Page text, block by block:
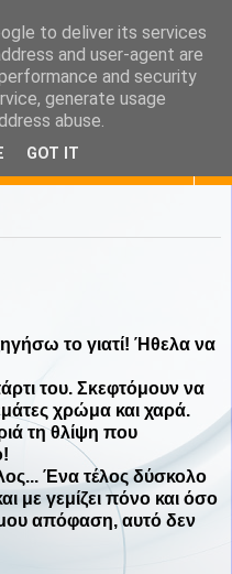
you...tea
το γιατί! Ήθελα να
του. Σκεφτόμουν να
χρώμα και χαρά.
τη θλίψη που
Ένα τέλος δύσκολο
με γεμίζει πόνο και όσο
μου απόφαση, αυτό δεν
to deliver its services
and user-agent are
and security
generate usage
abuse.
GOT IT